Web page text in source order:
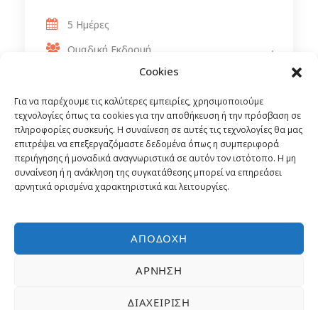
Cookies
Για να παρέχουμε τις καλύτερες εμπειρίες, χρησιμοποιούμε
τεχνολογίες όπως τα cookies για την αποθήκευση ή την πρόσβαση σε
πληροφορίες συσκευής. Η συναίνεση σε αυτές τις τεχνολογίες θα μας
επιτρέψει να επεξεργαζόμαστε δεδομένα όπως η συμπεριφορά
περιήγησης ή μοναδικά αναγνωριστικά σε αυτόν τον ιστότοπο. Η μη
συναίνεση ή η ανάκληση της συγκατάθεσης μπορεί να επηρεάσει
αρνητικά ορισμένα χαρακτηριστικά και λειτουργίες.
ΑΠΟΔΟΧΉ
ΆΡΝΗΣΗ
ΔΙΑΧΕΊΡΙΣΗ
Από
5 Ημέρες
Ομαδική Εκδρομή